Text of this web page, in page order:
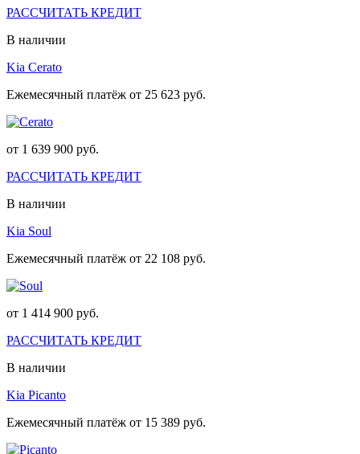
РАССЧИТАТЬ КРЕДИТ
В наличии
Kia Cerato
Ежемесячный платёж от 25 623 руб.
от 1 639 900 руб.
РАССЧИТАТЬ КРЕДИТ
В наличии
Kia Soul
Ежемесячный платёж от 22 108 руб.
от 1 414 900 руб.
РАССЧИТАТЬ КРЕДИТ
В наличии
Kia Picanto
Ежемесячный платёж от 15 389 руб.